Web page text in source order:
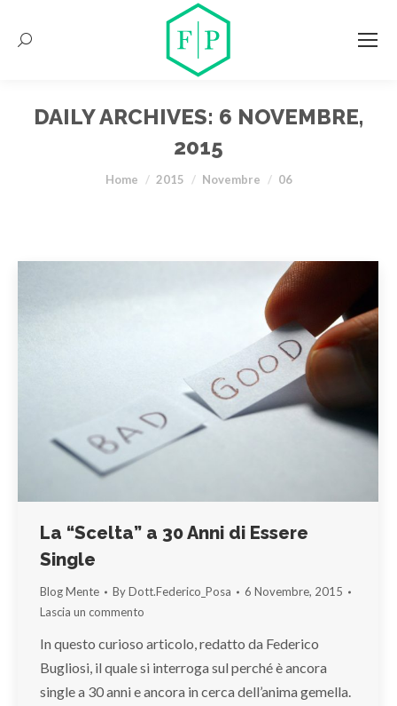
Search:
DAILY ARCHIVES: 6 NOVEMBRE,
2015
You are here:
Home 2015 Novembre 06
La “Scelta” a 30 Anni di Essere
Single
Blog Mente ByDott.Federico_Posa
6 Novembre, 2015
Lascia un commento
In questo curioso articolo, redatto da Federico
Bugliosi, il quale si interroga sul perché è ancora
single a 30 anni e ancora in cerca dell’anima gemella.